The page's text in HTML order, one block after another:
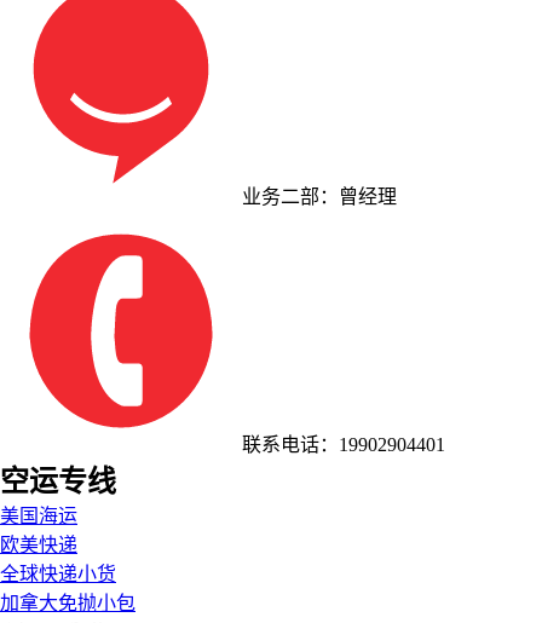
业务二部：曾经理
联系电话：19902904401
空运专线
美国海运
欧美快递
全球快递小货
加拿大免抛小包